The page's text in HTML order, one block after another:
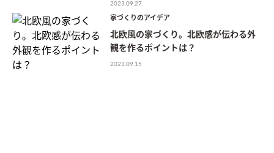
2023.09.27
家づくりのアイデア
北欧風の家づくり。北欧感が伝わる外
観を作るポイントは？
2023.09.15